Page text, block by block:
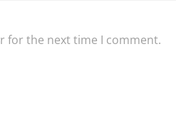
for the next time I comment.